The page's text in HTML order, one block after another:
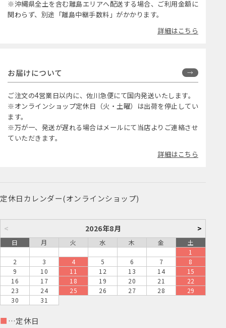
※沖縄県全土を含む離島エリアへ配送する場合、ご利用金額に
関わらず、別途「離島中継手数料」がかかります。
詳細はこちら
お届けについて
ご注文の4営業日以内に、佐川急便にて国内発送いたします。
※オンラインショップ定休日（火・土曜）は出荷を停止してい
ます。
※万が一、発送が遅れる場合はメールにて当店よりご連絡させ
ていただきます。
詳細はこちら
定休日カレンダー(オンラインショップ)
< 2026年8月 >
日 月 火 水 木 金
土
1
2
3 4 5 6 7
8
9
10 11 12 13 14
15
16
17 18 19 20 21
22
23
24 25 26 27 28
29
30
31
■ …定休日